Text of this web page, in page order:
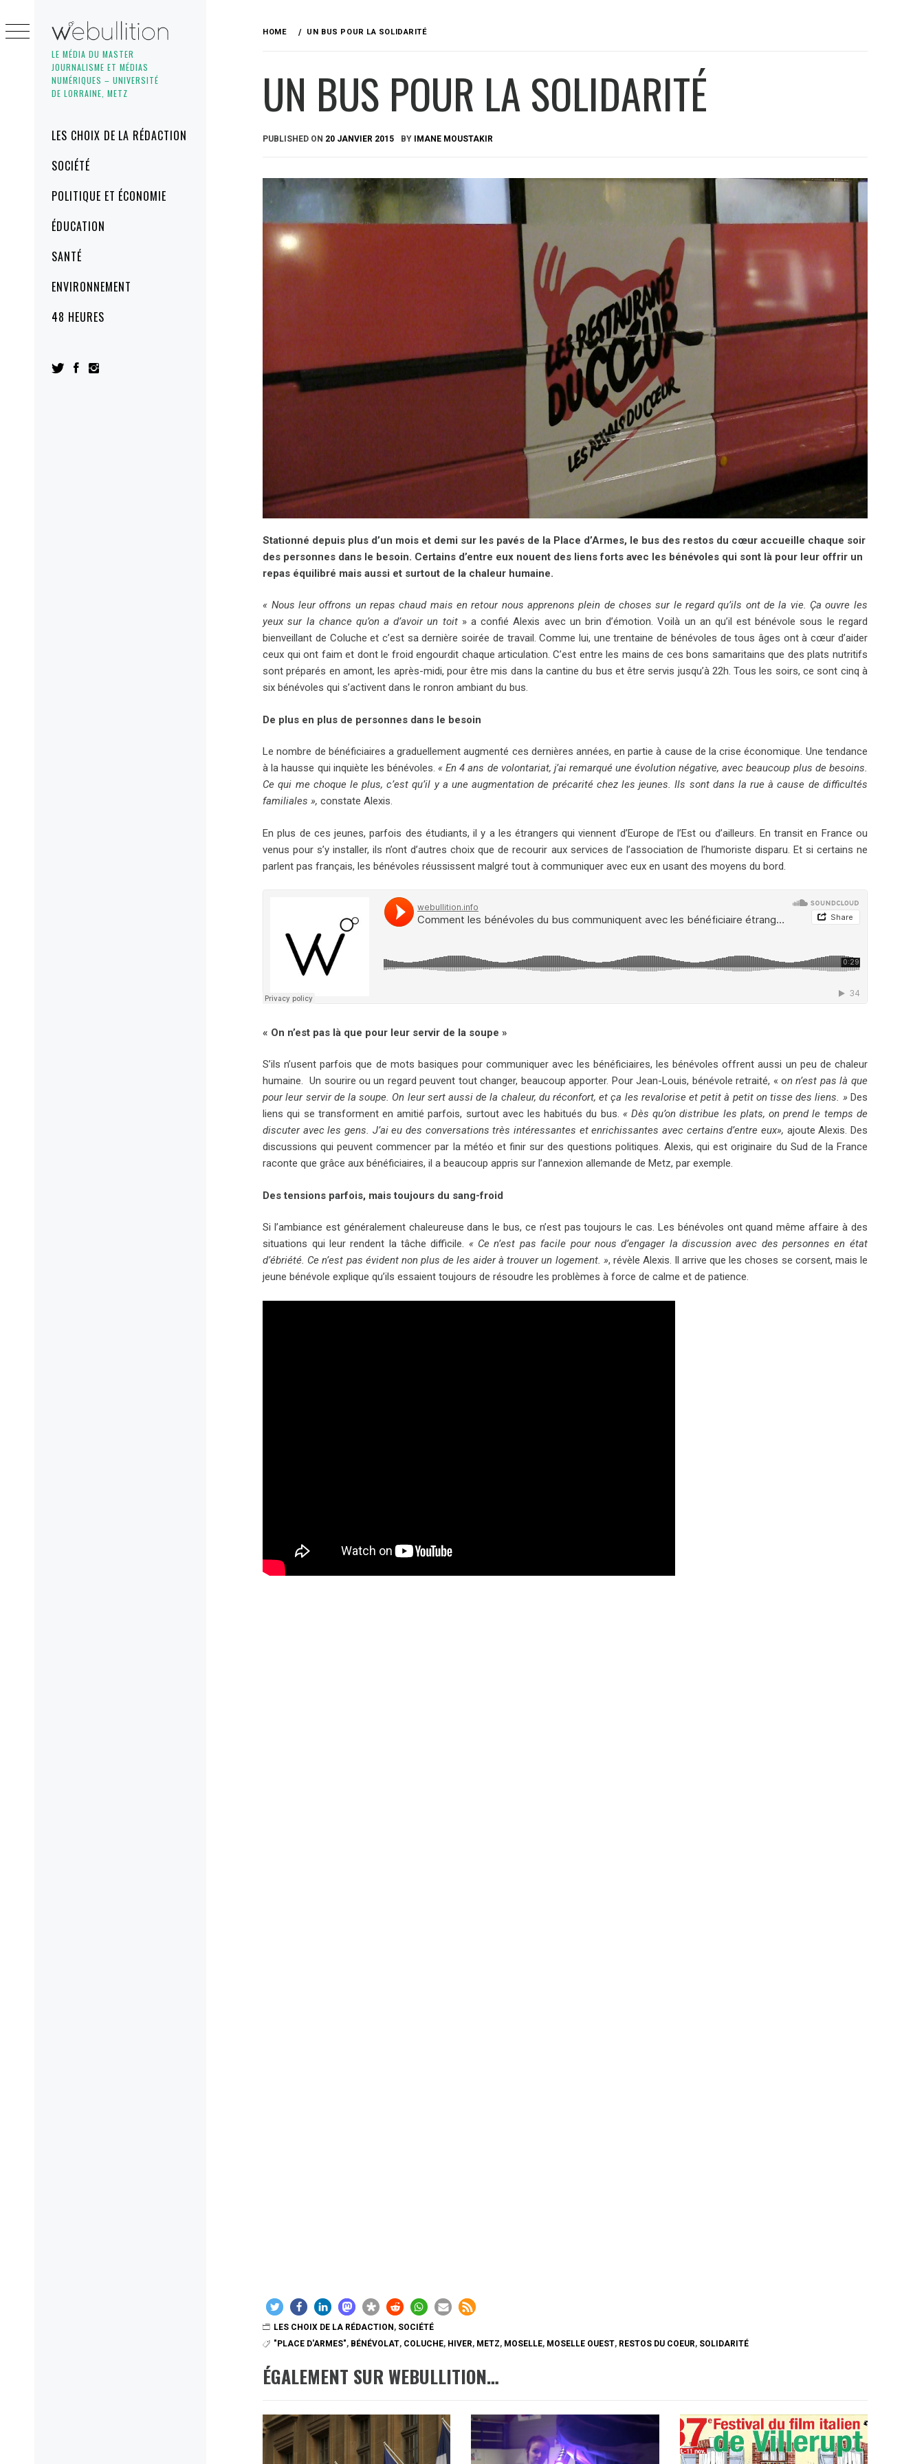
LE MÉDIA DU MASTER
JOURNALISME ET MÉDIAS
NUMÉRIQUES – UNIVERSITÉ
DE LORRAINE, METZ
MenuLES CHOIX DE LA RÉDACTION
SOCIÉTÉ
POLITIQUE ET ÉCONOMIE
ÉDUCATION
SANTÉ
ENVIRONNEMENT
48 HEURES
to
content
HOME UN BUS POUR LA SOLIDARITÉ
UN BUS POUR LA SOLIDARITÉ
PUBLISHED ON 20 JANVIER 2015 BY IMANE MOUSTAKIR
Stationné depuis plus d’un mois et demi sur les pavés de la Place d’Armes, le bus des restos du cœur accueille chaque soir
des personnes dans le besoin. Certains d’entre eux nouent des liens forts avec les bénévoles qui sont là pour leur offrir un
repas équilibré mais aussi et surtout de la chaleur humaine.
« Nous leur offrons un repas chaud mais en retour nous apprenons plein de choses sur le regard qu’ils ont de la vie. Ça ouvre les
yeux sur la chance qu’on a d’avoir un toit » a confié Alexis avec un brin d’émotion. Voilà un an qu’il est bénévole sous le regard
bienveillant de Coluche et c’est sa dernière soirée de travail. Comme lui, une trentaine de bénévoles de tous âges ont à cœur d’aider
ceux qui ont faim et dont le froid engourdit chaque articulation. C’est entre les mains de ces bons samaritains que des plats nutritifs
sont préparés en amont, les après-midi, pour être mis dans la cantine du bus et être servis jusqu’à 22h. Tous les soirs, ce sont cinq à
six bénévoles qui s’activent dans le ronron ambiant du bus.
De plus en plus de personnes dans le besoin
Le nombre de bénéficiaires a graduellement augmenté ces dernières années, en partie à cause de la crise économique. Une tendance
à la hausse qui inquiète les bénévoles.«En 4 ans de volontariat, j’ai remarqué une évolution négative, avec beaucoup plus de besoins.
Ce qui me choque le plus, c’est qu’il y a une augmentation de précarité chez les jeunes. Ils sont dans la rue à cause de difficultés
familiales », constate Alexis.
En plus de ces jeunes, parfois des étudiants, il y a les étrangers qui viennent d’Europe de l’Est ou d’ailleurs. En transit en France ou
venus pour s’y installer, ils n’ont d’autres choix que de recourir aux services de l’association de l’humoriste disparu. Et si certains ne
parlent pas français, les bénévoles réussissent malgré tout à communiquer avec eux en usant des moyens du bord.
« On n’est pas là que pour leur servir de la soupe »
S’ils n’usent parfois que de mots basiques pour communiquer avec les bénéficiaires, les bénévoles offrent aussi un peu de chaleur
humaine. Un sourire ou un regard peuvent tout changer, beaucoup apporter. Pour Jean-Louis, bénévole retraité, « on n’est pas là que
pour leur servir de la soupe. On leur sert aussi de la chaleur, du réconfort, et ça les revalorise et petit à petit on tisse des liens. » Des
liens qui se transforment en amitié parfois, surtout avec les habitués du bus. « Dès qu’on distribue les plats, on prend le temps de
discuter avec les gens. J’ai eu des conversations très intéressantes et enrichissantes avec certains d’entre eux», ajoute Alexis. Des
discussions qui peuvent commencer par la météo et finir sur des questions politiques. Alexis, qui est originaire du Sud de la France
raconte que grâce aux bénéficiaires, il a beaucoup appris sur l’annexion allemande de Metz, par exemple.
Des tensions parfois, mais toujours du sang-froid
Si l’ambiance est généralement chaleureuse dans le bus, ce n’est pas toujours le cas. Les bénévoles ont quand même affaire à des
situations qui leur rendent la tâche difficile. « Ce n’est pas facile pour nous d’engager la discussion avec des personnes en état
d’ébriété. Ce n’est pas évident non plus de les aider à trouver un logement. », révèle Alexis. Il arrive que les choses se corsent, mais le
jeune bénévole explique qu’ils essaient toujours de résoudre les problèmes à force de calme et de patience.
LES CHOIX DE LA RÉDACTION , SOCIÉTÉ
"PLACE D'ARMES", BÉNÉVOLAT, COLUCHE, HIVER, METZ, MOSELLE, MOSELLE OUEST, RESTOS DU COEUR, SOLIDARITÉ
ÉGALEMENT SUR WEBULLITION…